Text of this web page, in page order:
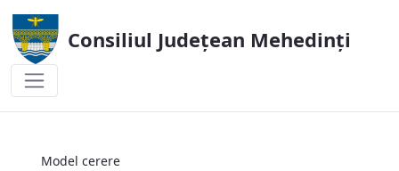
Consiliul Județean Mehedinți
Model cerere